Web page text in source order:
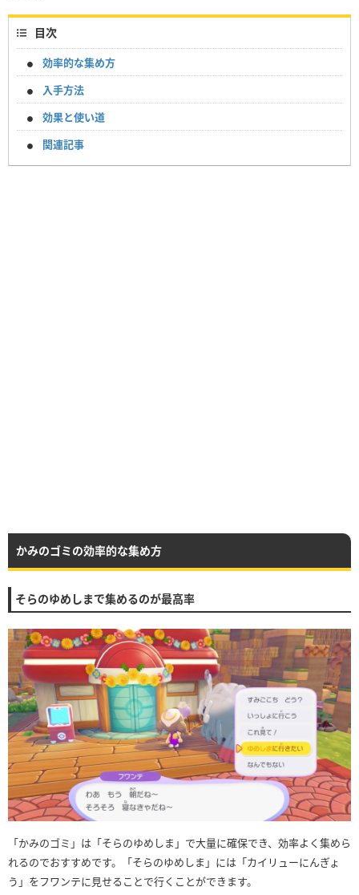
目次
効率的な集め方
入手方法
効果と使い道
関連記事
かみのゴミの効率的な集め方
そらのゆめしまで集めるのが最高率
「かみのゴミ」は「そらのゆめしま」で大量に確保でき、効率よく集めら
れるのでおすすめです。「そらのゆめしま」には「カイリューにんぎょ
う」をフワンテに見せることで行くことができます。